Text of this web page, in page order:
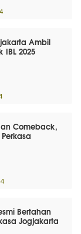
Ambil
IBL 2025
Comeback,
Bertahan
Jogjakarta